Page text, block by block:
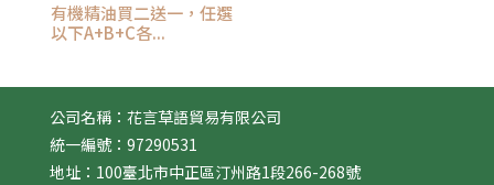
有機精油買二送一，任選
以下A+B+C各...
公司名稱：花言草語貿易有限公司
統一編號：97290531
地址：100臺北市中正區汀州路1段266-268號